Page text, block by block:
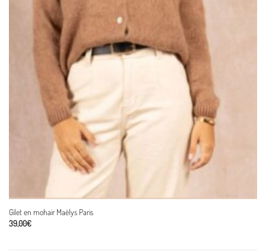
Gilet en mohair Maëlys Paris
39,00€